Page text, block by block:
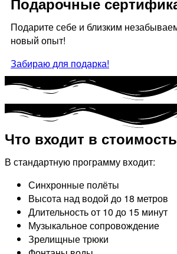
Подарите себе и близким
новый опыт!
Забираю для подарка!
Что входит в
В стандартную программу входит:
Синхронные полёты
Высота над водой до 18 метров
Длительность от 10 до 15 минут
Музыкальное сопровождение
Зрелищные трюки